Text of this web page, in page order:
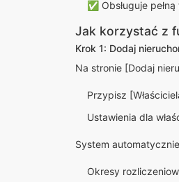
✅ Obsługuje
Jak korzystać z
Krok 1: Dodaj
Na stronie [Dodaj
Przypisz
Ustawienia dla
System
Okresy